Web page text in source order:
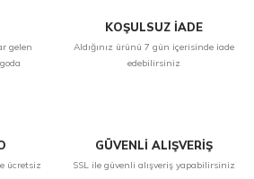
gelen
KOŞULSUZ İADE
Aldığınız ürünü 7 gün içerisinde iade
edebilirsiniz
ücretsiz
GÜVENLİ ALIŞVERİŞ
SSL ile güvenli alışveriş yapabilirsiniz